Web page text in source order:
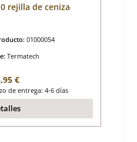
rejilla de ceniza
01000054
Termatech
normal:
€
de entrega: 4-6 días